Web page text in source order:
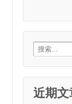
Search
for:
近期文